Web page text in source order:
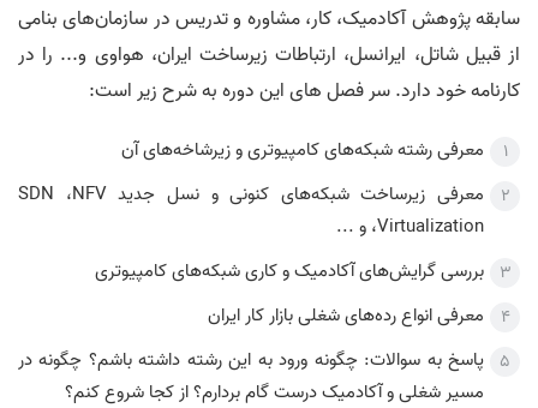
سابقه پژوهش آکادمیک، کار، مشاوره و تدریس در سازمان‌های بنامی
از قبیل شاتل، ایرانسل، ارتباطات زیرساخت ایران، هواوی و... را در
کارنامه خود دارد. سر فصل های این دوره به شرح زیر است:
معرفی رشته شبکه‌های کامپیوتری و زیرشاخه‌های آن
معرفی زیرساخت شبکه‌های کنونی و نسل جدید SDN ،NFV
،Virtualization و ...
بررسی گرایش‌های آکادمیک و کاری شبکه‌های کامپیوتری
معرفی انواع رده‌های شغلی بازار کار ایران
پاسخ به سوالات: چگونه ورود به این رشته داشته باشم؟ چگونه در
مسیر شغلی و آکادمیک درست گام بردارم؟ از کجا شروع کنم؟